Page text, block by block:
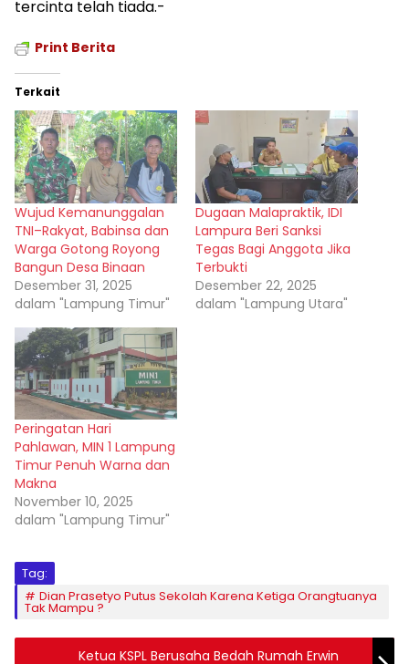
tercinta telah tiada.-
Print Berita
Terkait
Wujud Kemanunggalan
TNI–Rakyat, Babinsa dan
Warga Gotong Royong
Bangun Desa Binaan
Desember 31, 2025
dalam "Lampung Timur"
Dugaan Malapraktik, IDI
Lampura Beri Sanksi
Tegas Bagi Anggota Jika
Terbukti
Desember 22, 2025
dalam "Lampung Utara"
Peringatan Hari
Pahlawan, MIN 1 Lampung
Timur Penuh Warna dan
Makna
November 10, 2025
dalam "Lampung Timur"
Tag:
Dian Prasetyo Putus Sekolah Karena Ketiga Orangtuanya
Tak Mampu ?
Ketua KSPL Berusaha Bedah Rumah Erwin